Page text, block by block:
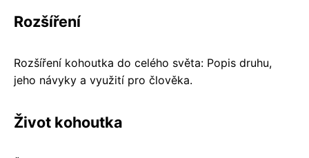
Rozšíření
Rozšíření kohoutka do celého světa: Popis druhu,
jeho návyky a využití pro člověka.
Život kohoutka